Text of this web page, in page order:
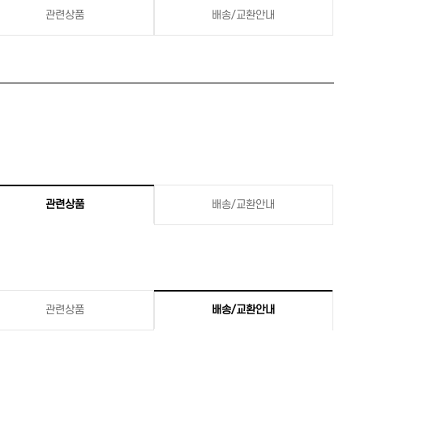
관련상품 배송/교환안내
관련상품 배송/교환안내
관련상품 배송/교환안내